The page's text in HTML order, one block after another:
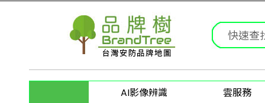
AI影像辨識
雲服務